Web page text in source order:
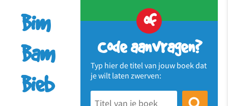
of
Code aanvragen?
Typ hier de titel van jouw boek dat
je wilt laten zwerven:
Bim
Bam
Bieb